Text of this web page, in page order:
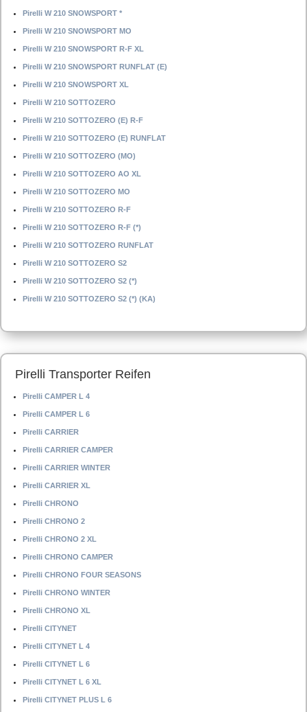
Pirelli W 210 SNOWSPORT *
Pirelli W 210 SNOWSPORT MO
Pirelli W 210 SNOWSPORT R-F XL
Pirelli W 210 SNOWSPORT RUNFLAT (E)
Pirelli W 210 SNOWSPORT XL
Pirelli W 210 SOTTOZERO
Pirelli W 210 SOTTOZERO (E) R-F
Pirelli W 210 SOTTOZERO (E) RUNFLAT
Pirelli W 210 SOTTOZERO (MO)
Pirelli W 210 SOTTOZERO AO XL
Pirelli W 210 SOTTOZERO MO
Pirelli W 210 SOTTOZERO R-F
Pirelli W 210 SOTTOZERO R-F (*)
Pirelli W 210 SOTTOZERO RUNFLAT
Pirelli W 210 SOTTOZERO S2
Pirelli W 210 SOTTOZERO S2 (*)
Pirelli W 210 SOTTOZERO S2 (*) (KA)
Pirelli Transporter Reifen
Pirelli CAMPER L 4
Pirelli CAMPER L 6
Pirelli CARRIER
Pirelli CARRIER CAMPER
Pirelli CARRIER WINTER
Pirelli CARRIER XL
Pirelli CHRONO
Pirelli CHRONO 2
Pirelli CHRONO 2 XL
Pirelli CHRONO CAMPER
Pirelli CHRONO FOUR SEASONS
Pirelli CHRONO WINTER
Pirelli CHRONO XL
Pirelli CITYNET
Pirelli CITYNET L 4
Pirelli CITYNET L 6
Pirelli CITYNET L 6 XL
Pirelli CITYNET PLUS L 6